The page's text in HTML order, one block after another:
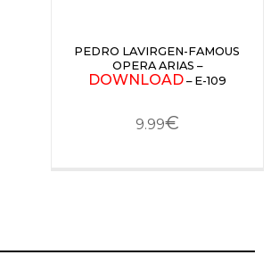
PEDRO LAVIRGEN-FAMOUS
OPERA ARIAS –
DOWNLOAD– E-109
9.99€